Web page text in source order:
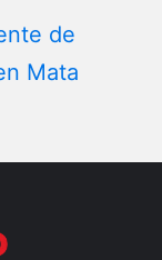
de
Mata